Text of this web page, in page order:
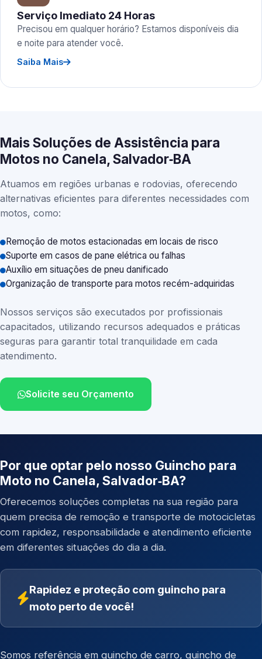
Serviço Imediato 24 Horas
Precisou em qualquer horário? Estamos disponíveis dia
e noite para atender você.
Saiba Mais
Mais Soluções de Assistência para
Motos no Canela, Salvador‑BA
Atuamos em regiões urbanas e rodovias, oferecendo
alternativas eficientes para diferentes necessidades com
motos, como:
Remoção de motos estacionadas em locais de risco
Suporte em casos de pane elétrica ou falhas
Auxílio em situações de pneu danificado
Organização de transporte para motos recém-adquiridas
Nossos serviços são executados por profissionais
capacitados, utilizando recursos adequados e práticas
seguras para garantir total tranquilidade em cada
atendimento.
Solicite seu Orçamento
Por que optar pelo nosso Guincho para
Moto no Canela, Salvador‑BA?
Oferecemos soluções completas na sua região para
quem precisa de remoção e transporte de motocicletas
com rapidez, responsabilidade e atendimento eficiente
em diferentes situações do dia a dia.
Rapidez e proteção com guincho para
moto perto de você!
Somos referência em guincho de carro, guincho de